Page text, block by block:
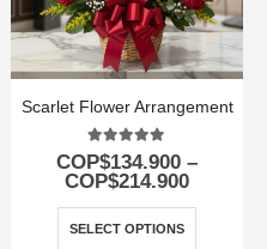
Scarlet Flower Arrangement
5.00out of 5
COP$134.900 –
COP$214.900
SELECT OPTIONS